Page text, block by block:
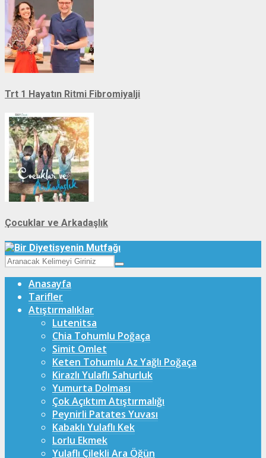
Trt 1 Hayatın Ritmi Fibromiyalji
Çocuklar ve Arkadaşlık
Anasayfa
Tarifler
Atıştırmalıklar
Lutenitsa
Chia Tohumlu Poğaça
Simit Omlet
Keten Tohumlu Az Yağlı Poğaça
Kirazlı Yulaflı Sahurluk
Yumurta Dolması
Çok Açıktım Atıştırmalığı
Peynirli Patates Yuvası
Kabaklı Yulaflı Kek
Lorlu Ekmek
Yulaflı Çilekli Ara Öğün